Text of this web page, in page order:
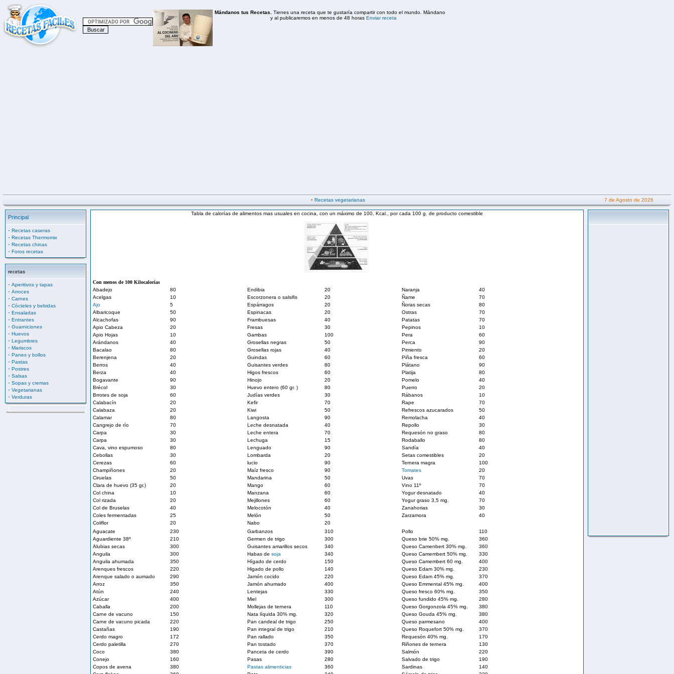
• Recetas vegetarianas 7 de Agosto de 2026
Principal
· Recetas caseras
· Recetas Thermomix
· Recetas chinas
· Foros recetas
recetas
· Aperitivos y tapas
· Arroces
· Carnes
· Cócteles y bebidas
· Ensaladas
· Entrantes
· Guarniciones
· Huevos
· Legumbres
· Mariscos
· Panes y bollos
· Pastas
· Postres
· Salsas
· Sopas y cremas
· Vegetarianas
· Verduras
Tabla de calorías de alimentos mas usuales en cocina, con un máximo de 100, Kcal., por cada 100 g. de producto comestible
Con menos de 100 Kilocalorías
Abadejo
80 Endibia 20 Naranja
40
Acelgas
10 Escorzonera o salsifis 20 Ñame
70
Ajo
5 Espárragos 20 Ñoras secas
80
Albaricoque
50 Espinacas 20 Ostras
70
Alcachofas
90 Frambuesas 40 Patatas
70
Apio Cabeza
20 Fresas 30 Pepinos
10
Apio Hojas
10 Gambas 100 Pera
60
Arándanos
40 Grosellas negras 50 Perca
90
Bacalao
80 Grosellas rojas 40 Pimiento
20
Berenjena
20 Guindas 60 Piña fresca
60
Berros
40 Guisantes verdes 80 Plátano
90
Berza
40 Higos frescos 60 Platija
80
Bogavante
90 Hinojo 20 Pomelo
40
Brécol
30 Huevo entero (60 gr. ) 80 Puerro
20
Brrotes de soja
60 Judías verdes 30 Rábanos
10
Calabacín
20 Kefir 70 Rape
70
Calabaza
20 Kiwi 50 Refrescos azucarados
50
Calamar
80 Langosta 90 Remolacha
40
Cangrejo de río
70 Leche desnatada 40 Repollo
30
Carpa
30 Leche entera 70 Requesón no graso
80
Carpa
30 Lechuga 15 Rodaballo
80
Cava, vino espumoso
80 Lenguado 90 Sandía
40
Cebollas
30 Lombarda 20 Setas comestibles
20
Cerezas
60 lucio 90 Ternera magra
100
Champiñones
20 Maíz fresco 90 Tomates
20
Ciruelas
50 Mandarina 50 Uvas
70
Clara de huevo (35 gr.)
20 Mango 60 Vino 11º
70
Col china
10 Manzana 60 Yogur desnatado
40
Col rizada
20 Mejillones 60 Yogur graso 3,5 mg.
70
Col de Bruselas
40 Melocotón 40 Zanahorias
30
Coles fermentadas
25 Melón 50 Zarzamora
40
Coliflor
20 Nabo
20
Aguacate
230 Garbanzos 310 Pollo
110
Aguardiente 38º
210 Germen de trigo 300 Queso brie 50% mg.
360
Alubias secas
300 Guisantes amarillos secos 340 Queso Camenbert 30% mg.
360
Anguila
300 Habas de soja 340 Queso Camembert 50% mg.
330
Anguila ahumada
350 Hígado de cerdo 150 Queso Camembert 60 mg.
400
Arenques frescos
220 Higado de pollo 140 Queso Edam 30% mg.
230
Arenque salado o aumado
290 Jamón cocido 220 Queso Edam 45% mg.
370
Arroz
350 Jamón ahumado 400 Queso Emmental 45% mg.
400
Atún
240 Lentejas 330 Queso fresco 60% mg.
350
Azúcar
400 Miel 300 Queso fundido 45% mg.
280
Caballa
200 Mollejas de ternera 110 Queso Gorgonzola 45% mg.
380
Carne de vacuno
150 Nata líquida 30% mg. 320 Queso Gouda 45% mg.
380
Carne de vacuno picada
220 Pan candeal de trigo 250 Queso parmesano
400
Castañas
190 Pan integral de trigo 210 Queso Roquefort 50% mg.
370
Cerdo magro
172 Pan rallado 350 Requesón 40% mg.
170
Cerdo paletilla
270 Pan tostado 370 Riñones de ternera
130
Coco
380 Panceta de cerdo 390 Salmón
220
Conejo
160 Pasas 280 Salvado de trigo
190
Copos de avena
380 Pastas alimenticias 360 Sardinas
140